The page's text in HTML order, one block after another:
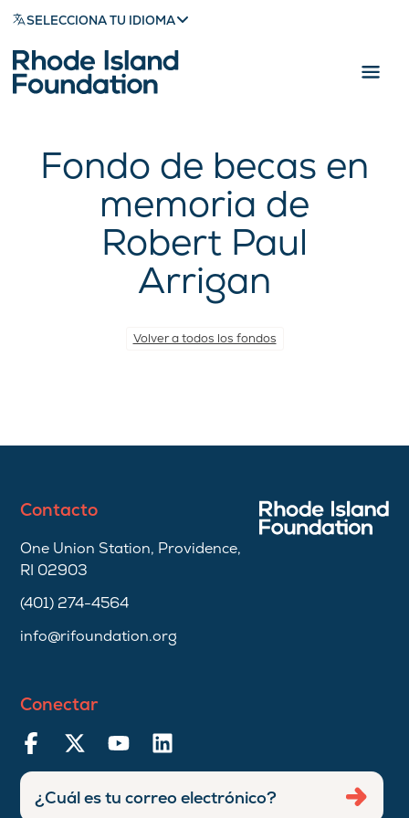
SELECCIONA TU IDIOMA
Fondo de becas en
memoria de
Robert Paul
Arrigan
Volver a todos los fondos
Contacto
One Union Station, Providence,
RI 02903
(401) 274-4564
info@rifoundation.org
Conectar
Ingresar
dirección
Enviar